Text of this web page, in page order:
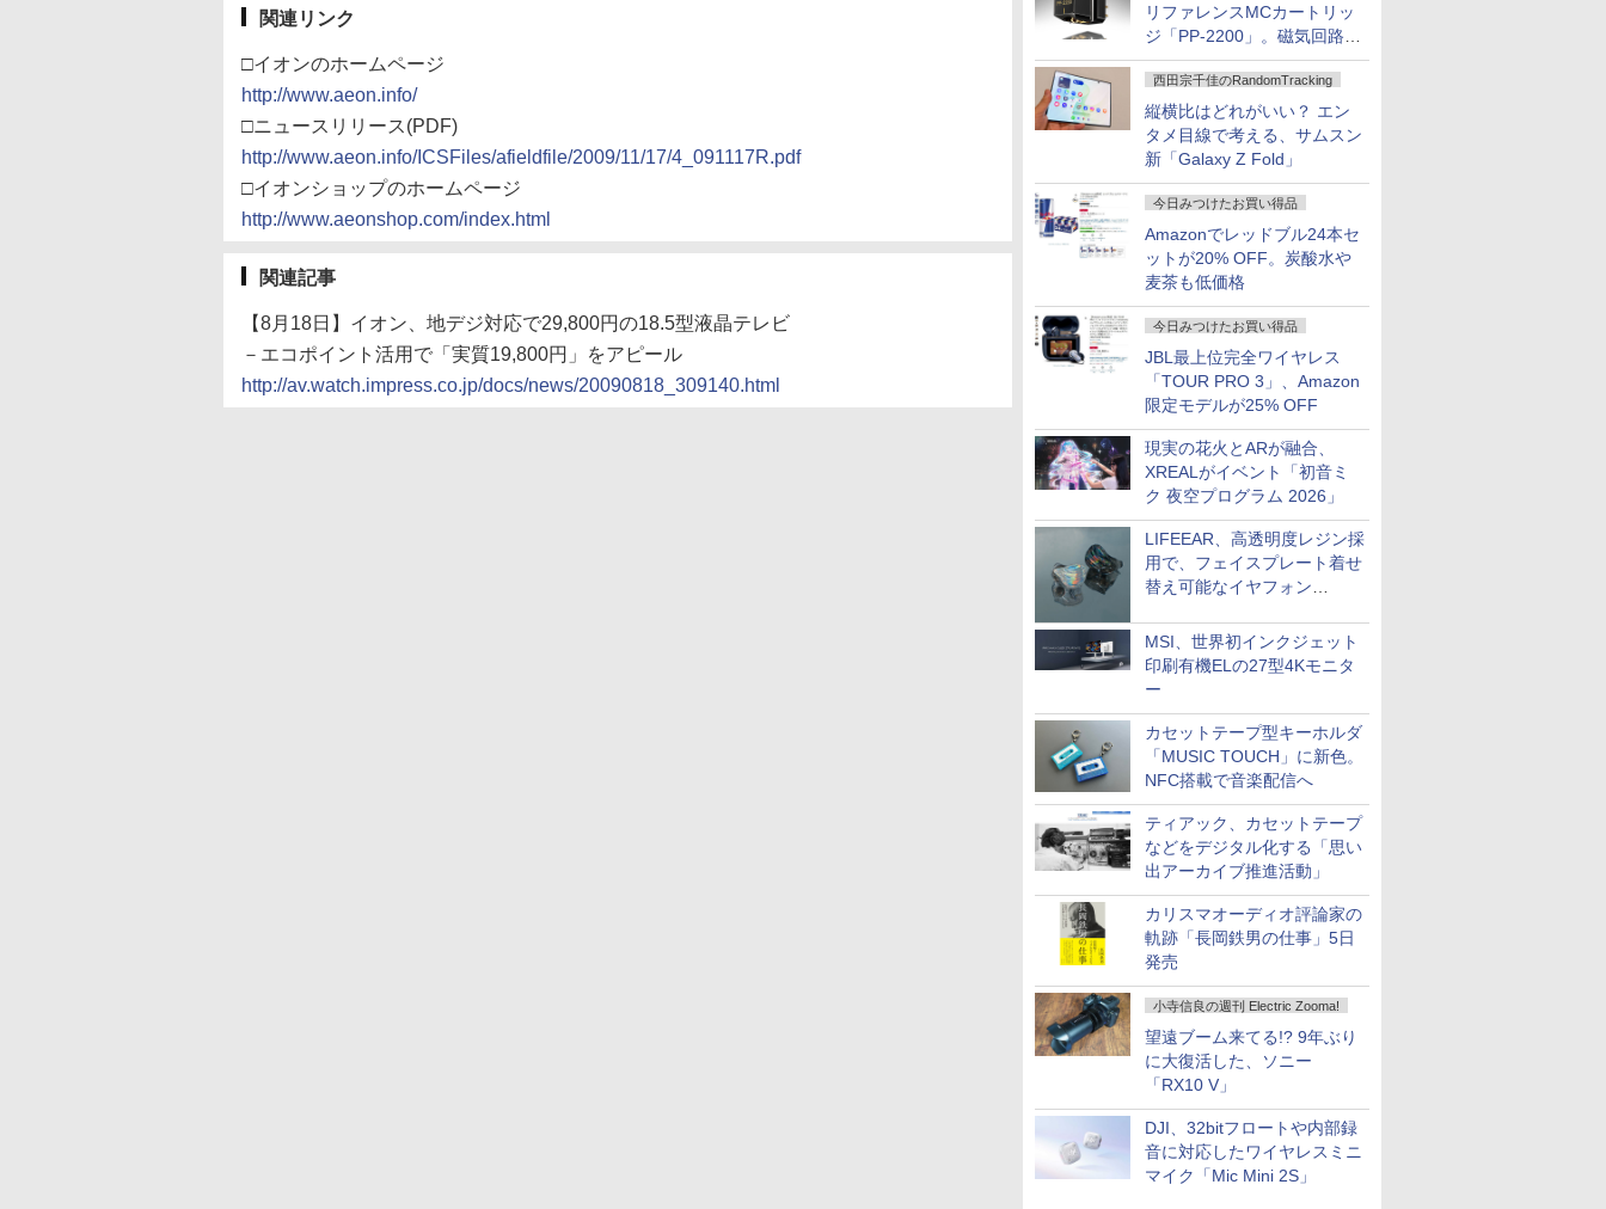
リファレンスMCカートリッ
ジ「PP-2200」。磁気回路や
ハウジングを根本から見直し
西田宗千佳のRandomTracking
縦横比はどれがいい？ エン
タメ目線で考える、サムスン
新「Galaxy Z Fold」
今日みつけたお買い得品
Amazonでレッドブル24本セ
ットが20% OFF。炭酸水や
麦茶も低価格
今日みつけたお買い得品
JBL最上位完全ワイヤレス
「TOUR PRO 3」、Amazon
限定モデルが25% OFF
現実の花火とARが融合、
XREALがイベント「初音ミ
ク 夜空プログラム 2026」
LIFEEAR、高透明度レジン採
用で、フェイスプレート着せ
替え可能なイヤフォン
MSI、世界初インクジェット
印刷有機ELの27型4Kモニタ
ー
カセットテープ型キーホルダ
「MUSIC TOUCH」に新色。
NFC搭載で音楽配信へ
ティアック、カセットテープ
などをデジタル化する「思い
出アーカイブ推進活動」
カリスマオーディオ評論家の
軌跡「長岡鉄男の仕事」5日
発売
小寺信良の週刊 Electric Zooma!
望遠ブーム来てる!? 9年ぶり
に大復活した、ソニー
「RX10 V」
DJI、32bitフロートや内部録
音に対応したワイヤレスミニ
マイク「Mic Mini 2S」
関連リンク
□イオンのホームページ
http://www.aeon.info/
□ニュースリリース(PDF)
http://www.aeon.info/ICSFiles/afieldfile/2009/11/17/4_091117R.pdf
□イオンショップのホームページ
http://www.aeonshop.com/index.html
関連記事
【8月18日】イオン、地デジ対応で29,800円の18.5型液晶テレビ
－エコポイント活用で「実質19,800円」をアピール
http://av.watch.impress.co.jp/docs/news/20090818_309140.html